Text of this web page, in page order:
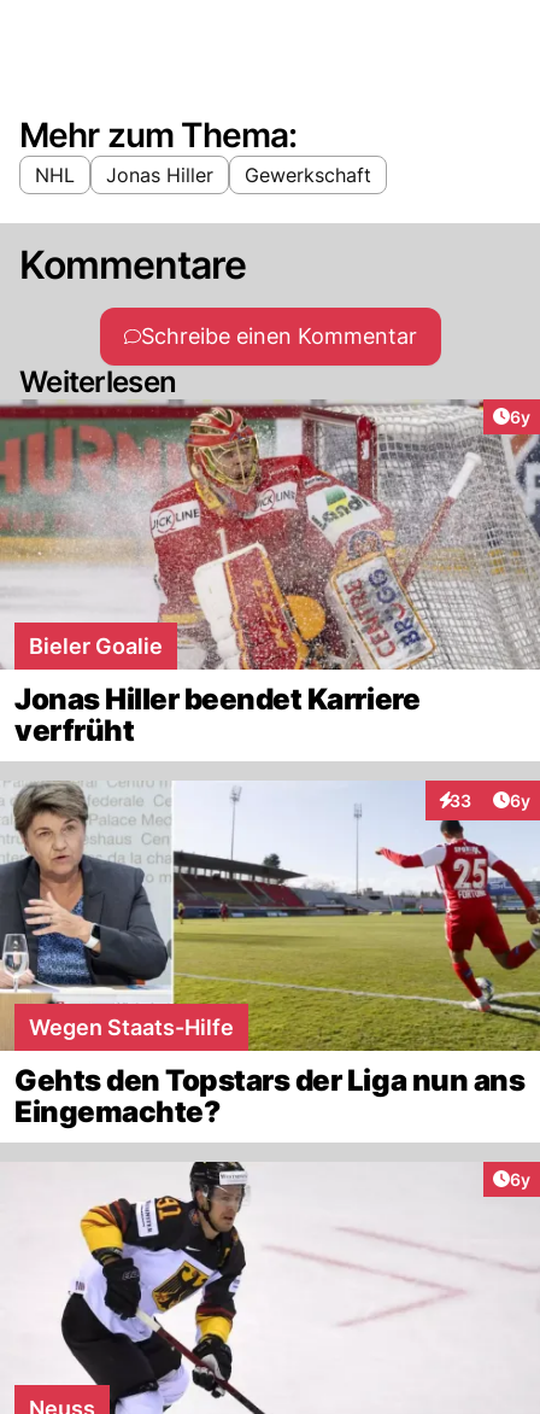
Mehr zum Thema:
NHL Jonas Hiller Gewerkschaft
Kommentare
Schreibe einen Kommentar
Weiterlesen
6y
Bieler Goalie
Jonas Hiller beendet Karriere
verfrüht
33
Interaktionen
6y
Wegen Staats-Hilfe
Gehts den Topstars der Liga nun ans
Eingemachte?
6y
Neuss